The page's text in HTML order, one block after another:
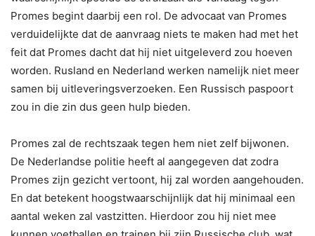
Promes begint daarbij een rol. De advocaat van Promes
verduidelijkte dat de aanvraag niets te maken had met het
feit dat Promes dacht dat hij niet uitgeleverd zou hoeven
worden. Rusland en Nederland werken namelijk niet meer
samen bij uitleveringsverzoeken. Een Russisch paspoort
zou in die zin dus geen hulp bieden.
Promes zal de rechtszaak tegen hem niet zelf bijwonen.
De Nederlandse politie heeft al aangegeven dat zodra
Promes zijn gezicht vertoont, hij zal worden aangehouden.
En dat betekent hoogstwaarschijnlijk dat hij minimaal een
aantal weken zal vastzitten. Hierdoor zou hij niet mee